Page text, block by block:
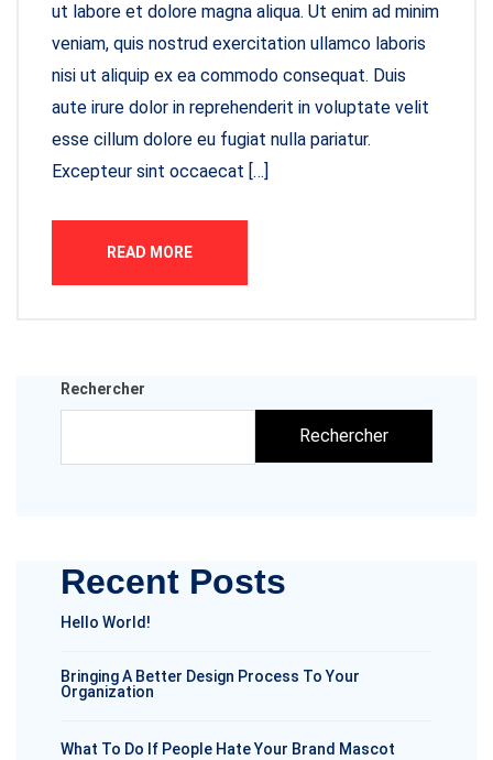
ut labore et dolore magna aliqua. Ut enim ad minim
veniam, quis nostrud exercitation ullamco laboris
nisi ut aliquip ex ea commodo consequat. Duis
aute irure dolor in reprehenderit in voluptate velit
esse cillum dolore eu fugiat nulla pariatur.
Excepteur sint occaecat […]
READ MORE
Rechercher
Rechercher
Recent Posts
Hello World!
Bringing A Better Design Process To Your
Organization
What To Do If People Hate Your Brand Mascot